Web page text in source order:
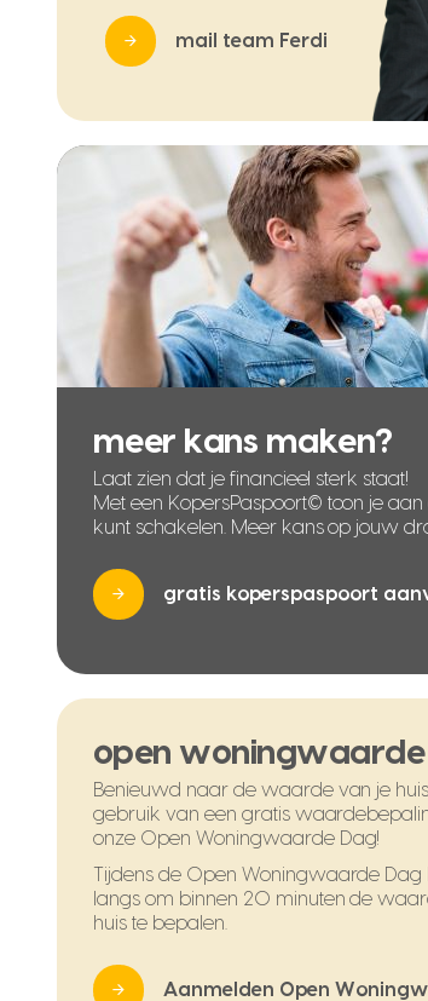
mail team Ferdi
meer kans maken?
Laat zien dat je financieel sterk staat!
Met een KopersPaspoort© toon je aan
kunt schakelen. Meer kans op jouw
gratis koperspaspoort
open
Benieuwd naar de waarde van je
gebruik van een gratis
onze Open Woningwaarde Dag!
Tijdens de Open Woningwaarde
langs om binnen 20 minuten de
huis te bepalen.
Aanmelden Open